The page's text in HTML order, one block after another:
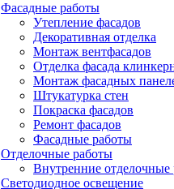
Фасадные работы
Утепление фасадов
Декоративная отделка
Монтаж вентфасадов
Отделка фасада
Монтаж фасадных
Штукатурка стен
Покраска фасадов
Ремонт фасадов
Фасадные работы
Отделочные работы
Внутренние отделочные
Светодиодное освещение